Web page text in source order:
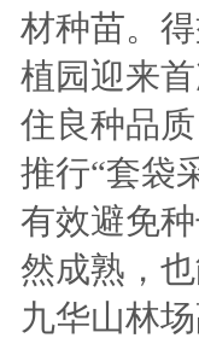
材种苗。
植园迎来
住良种品
推行“套袋
有效避免
然成熟，
九华山林